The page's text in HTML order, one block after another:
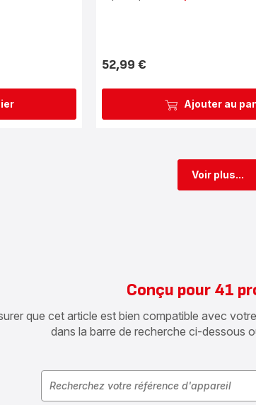
Ajouter au
Prix
52,99 €
Voir plus...
Conçu pour 41
que cet article est bien compatible avec
dans la barre de recherche ci-dessous